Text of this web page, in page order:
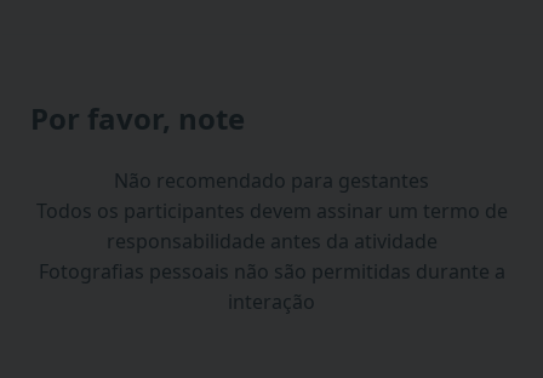
Por favor, note
Não recomendado para gestantes
Todos os participantes devem assinar um termo de
responsabilidade antes da atividade
Fotografias pessoais não são permitidas durante a
interação